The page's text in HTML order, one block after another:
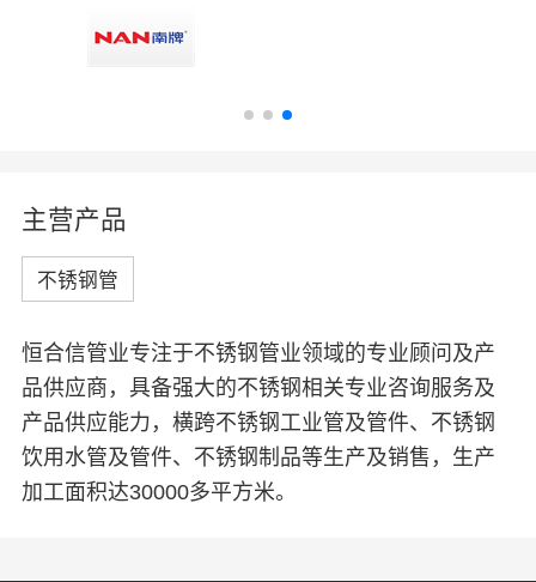
成功案例
主营产品
不锈钢管
恒合信管业专注于不锈钢管业领域的专业顾问及产
品供应商，具备强大的不锈钢相关专业咨询服务及
产品供应能力，横跨不锈钢工业管及管件、不锈钢
饮用水管及管件、不锈钢制品等生产及销售，生产
加工面积达30000多平方米。